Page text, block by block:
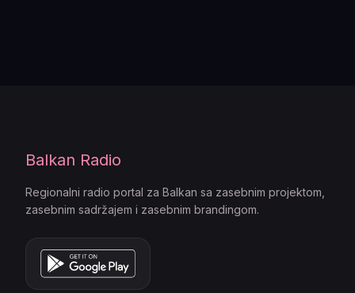
Balkan Radio
Regionalni radio portal za Balkan sa zasebnim projektom,
zasebnim sadržajem i zasebnim brandingom.